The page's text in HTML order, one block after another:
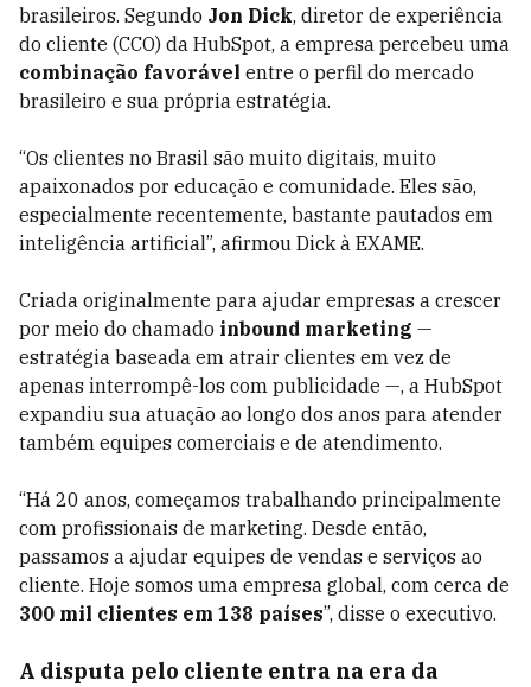
brasileiros. Segundo Jon Dick, diretor de experiência
do cliente (CCO) da HubSpot, a empresa percebeu uma
combinação favorável entre o perfil do mercado
brasileiro e sua própria estratégia.
“Os clientes no Brasil são muito digitais, muito
apaixonados por educação e comunidade. Eles são,
especialmente recentemente, bastante pautados em
inteligência artificial”, afirmou Dick à EXAME.
Criada originalmente para ajudar empresas a crescer
por meio do chamado inbound marketing —
estratégia baseada em atrair clientes em vez de
apenas interrompê-los com publicidade —, a HubSpot
expandiu sua atuação ao longo dos anos para atender
também equipes comerciais e de atendimento.
“Há 20 anos, começamos trabalhando principalmente
com profissionais de marketing. Desde então,
passamos a ajudar equipes de vendas e serviços ao
cliente. Hoje somos uma empresa global, com cerca de
300 mil clientes em 138 países”, disse o executivo.
A disputa pelo cliente entra na era da